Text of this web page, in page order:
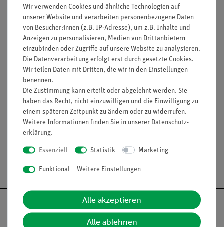
6 x 25 cm, schwarz (07335-05)
2 x 50 cm, rot (07336-01)
2 x 50 cm, blau (07336-04)
6 x 50 cm, schwarz (07336-05)
2 x 100 cm, rot (07337-01)
2 x 100 cm, blau (07337-04)
4 x 100 cm, schwarz (07337-05)
Lieferumfang
Wir verwenden Cookies und ähnliche Technologien auf
unserer Website und verarbeiten personenbezogene Daten
von Besucher:innen (z.B. IP-Adresse), um z.B. Inhalte und
Anzeigen zu personalisieren, Medien von Drittanbietern
einzubinden oder Zugriffe auf unsere Website zu analysieren.
Die Datenverarbeitung erfolgt erst durch gesetzte Cookies.
Wir teilen Daten mit Dritten, die wir in den Einstellungen
benennen.
Die Zustimmung kann erteilt oder abgelehnt werden. Sie
haben das Recht, nicht einzuwilligen und die Einwilligung zu
einem späteren Zeitpunkt zu ändern oder zu widerrufen.
Weitere Informationen finden Sie in unserer Daten­schutz­
erklärung.
Essenziell Statistik Marketing
Funktional Weitere Einstellungen
Alle akzeptieren
Alle ablehnen